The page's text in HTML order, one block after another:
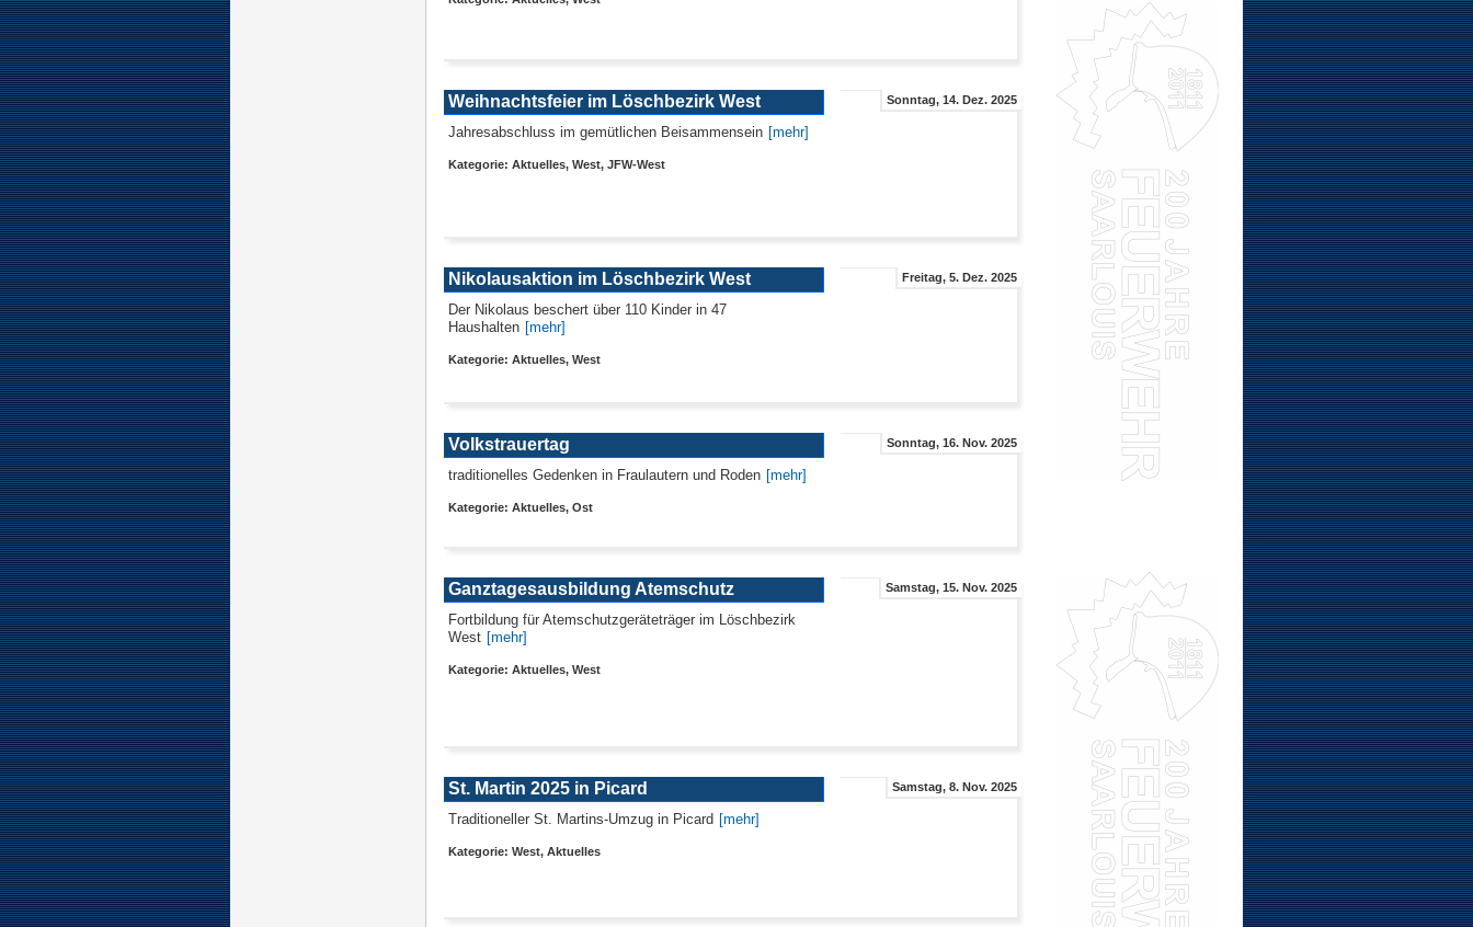
Sonntag, 14. Dez. 2025
Weihnachtsfeier im Löschbezirk West
Jahresabschluss im gemütlichen Beisammensein [mehr]
Kategorie: Aktuelles, West, JFW-West
Freitag, 5. Dez. 2025
Nikolausaktion im Löschbezirk West
Der Nikolaus beschert über 110 Kinder in 47
Haushalten [mehr]
Kategorie: Aktuelles, West
Sonntag, 16. Nov. 2025
Volkstrauertag
traditionelles Gedenken in Fraulautern und Roden [mehr]
Kategorie: Aktuelles, Ost
Samstag, 15. Nov. 2025
Ganztagesausbildung Atemschutz
Fortbildung für Atemschutzgeräteträger im Löschbezirk
West [mehr]
Kategorie: Aktuelles, West
Samstag, 8. Nov. 2025
St. Martin 2025 in Picard
Traditioneller St. Martins-Umzug in Picard [mehr]
Kategorie: West, Aktuelles